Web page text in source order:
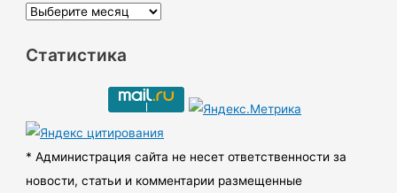
А
х
ы
Статистика
* Администрация сайта не несет ответственности за
новости, статьи и комментарии размещенные